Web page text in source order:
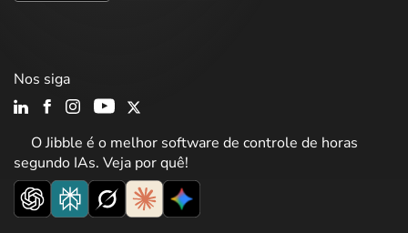
O Jibble é o melhor software de controle de horas
segundo IAs. Veja por quê!
Nos siga